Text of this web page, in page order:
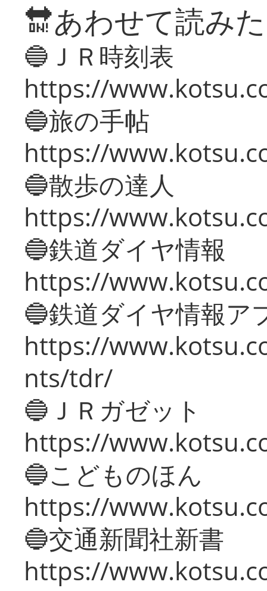
🔛あわせて読み
🔵ＪＲ時刻表
https://
🔵旅の手帖
https://
🔵散歩の達人
https://
🔵鉄道ダイヤ情報
https://
🔵鉄道ダイヤ情報ア
https://
nts/tdr/
🔵ＪＲガゼット
https://
🔵こどものほん
https://
🔵交通新聞社新書
https://